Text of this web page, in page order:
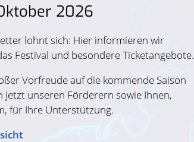
2026
lohnt sich: Hier informieren wir
Festival und besondere Ticketangebote.
Vorfreude auf die kommende Saison
jetzt unseren Förderern sowie Ihnen,
für Ihre Unterstützung.